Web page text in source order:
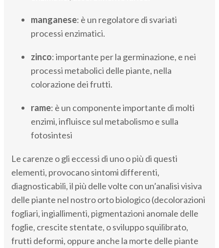
manganese: è un regolatore di svariati
processi enzimatici.
zinco: importante per la germinazione, e nei
processi metabolici delle piante, nella
colorazione dei frutti.
rame: è un componente importante di molti
enzimi, influisce sul metabolismo e sulla
fotosintesi
Le carenze o gli eccessi di uno o più di questi
elementi, provocano sintomi differenti,
diagnosticabili, il più delle volte con un’analisi visiva
delle piante nel nostro orto biologico (decolorazioni
fogliari, ingiallimenti, pigmentazioni anomale delle
foglie, crescite stentate, o sviluppo squilibrato,
frutti deformi, oppure anche la morte delle piante